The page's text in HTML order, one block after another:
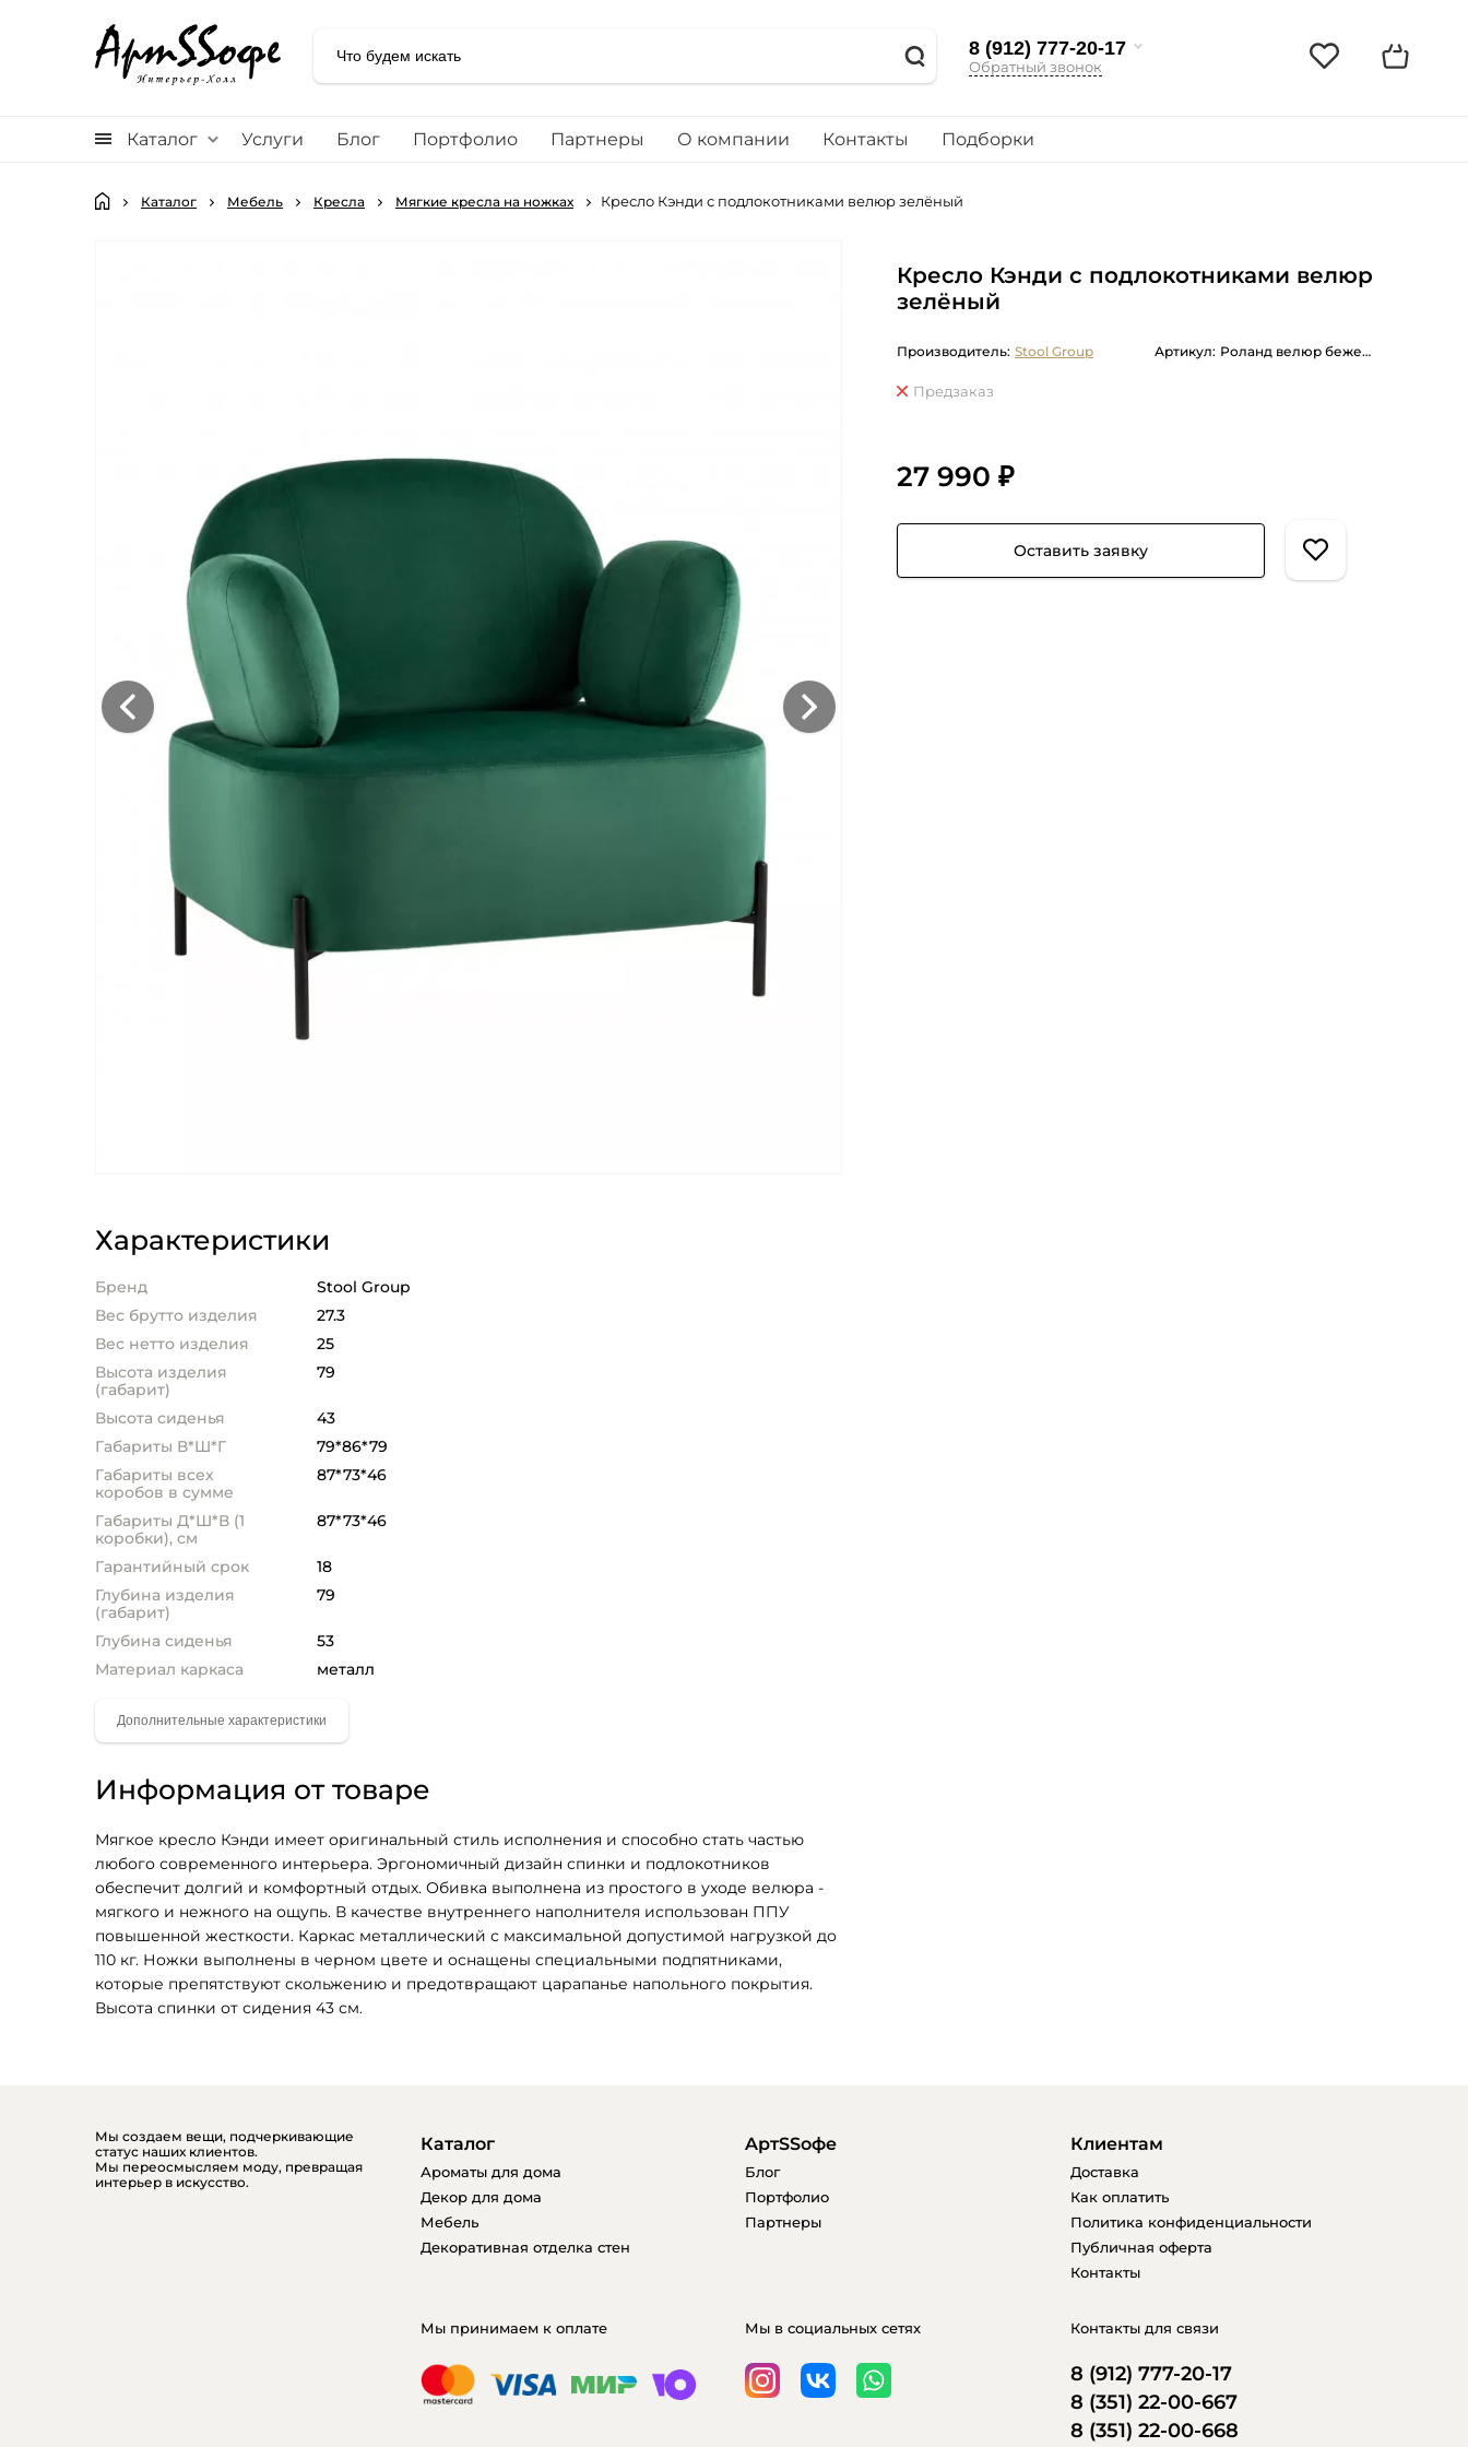
8 (912) 777-20-17
Обратный звонок
Каталог Услуги Блог Портфолио Партнеры О компании Контакты Подборки
Каталог Мебель Кресла Мягкие кресла на ножках Кресло Кэнди с подлокотниками велюр зелёный
Характеристики
Бренд
Stool Group
Вес брутто изделия
27.3
Вес нетто изделия
25
Высота изделия
(габарит)
79
Высота сиденья
43
Габариты В*Ш*Г
79*86*79
Габариты всех
коробов в сумме
87*73*46
Габариты Д*Ш*В (1
коробки), см
87*73*46
Гарантийный срок
18
Глубина изделия
(габарит)
79
Глубина сиденья
53
Материал каркаса
металл
Информация от товаре
Мягкое кресло Кэнди имеет оригинальный стиль исполнения и способно стать частью
любого современного интерьера. Эргономичный дизайн спинки и подлокотников
обеспечит долгий и комфортный отдых. Обивка выполнена из простого в уходе велюра -
мягкого и нежного на ощупь. В качестве внутреннего наполнителя использован ППУ
повышенной жесткости. Каркас металлический с максимальной допустимой нагрузкой до
110 кг. Ножки выполнены в черном цвете и оснащены специальными подпятниками,
которые препятствуют скольжению и предотвращают царапанье напольного покрытия.
Высота спинки от сидения 43 см.
Кресло Кэнди с подлокотниками велюр
зелёный
Производитель: Stool Group Артикул: Роланд велюр бежевый
Предзаказ
27 990 ₽
Оставить заявку
Мы создаем вещи, подчеркивающие
статус наших клиентов.
Мы переосмысляем моду, превращая
интерьер в искусство.
Каталог
Ароматы для дома
Декор для дома
Мебель
Декоративная отделка стен
AртSSофе
Блог
Портфолио
Партнеры
Клиентам
Доставка
Как оплатить
Политика конфиденциальности
Публичная оферта
Контакты
Мы принимаем к оплате Мы в социальных сетях Контакты для связи
8 (912) 777-20-17
8 (351) 22-00-667
8 (351) 22-00-668